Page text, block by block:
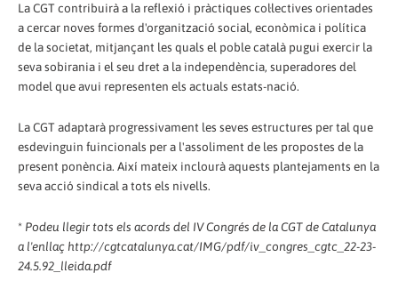
La CGT contribuirà a la reflexió i pràctiques col·lectives orientades
a cercar noves formes d'organització social, econòmica i política
de la societat, mitjançant les quals el poble català pugui exercir la
seva sobirania i el seu dret a la independència, superadores del
model que avui representen els actuals estats-nació.
La CGT adaptarà progressivament les seves estructures per tal que
esdevinguin fuincionals per a l'assoliment de les propostes de la
present ponència. Així mateix inclourà aquests plantejaments en la
seva acció sindical a tots els nivells.
* Podeu llegir tots els acords del IV Congrés de la CGT de Catalunya
a l'enllaç http://cgtcatalunya.cat/IMG/pdf/iv_congres_cgtc_22-23-
24.5.92_lleida.pdf